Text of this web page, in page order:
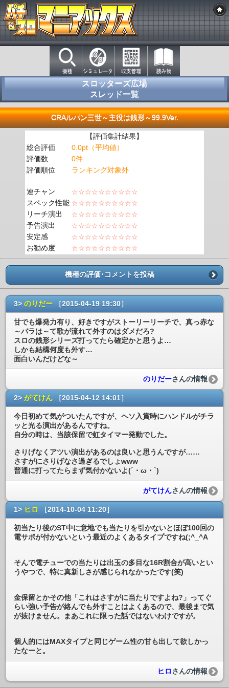
スロッターズ広場
スレッド一覧
CRAルパン三世～主役は銭形～99.9Ver.
【評価集計結果】
総合評価
0.0pt（平均値）
評価数
0件
評価順位
ランキング対象外
連チャン
☆☆☆☆☆☆☆☆☆☆
スペック性能 ☆☆☆☆☆☆☆☆☆☆
リーチ演出
☆☆☆☆☆☆☆☆☆☆
予告演出
☆☆☆☆☆☆☆☆☆☆
安定感
☆☆☆☆☆☆☆☆☆☆
お勧め度
☆☆☆☆☆☆☆☆☆☆
機種の評価･コメントを投稿
3>のりだー ［2015-04-19 19:30］
甘でも爆発力有り、好きですがストーリーリーチで、真っ赤な
～バラは～て歌が流れて外すのはダメだろ?
スロの銭形シリーズ打ってたら確定かと思うよ…
しかも結構何度も外す…
面白いんだけどな～
のりだーさんの情報
2>がてけん ［2015-04-12 14:01］
今日初めて気がついたんですが、ヘソ入賞時にハンドルがチラ
ッと光る演出があるんですね。
自分の時は、当該保留で虹タイマー発動でした。
さりげなくアツい演出があるのは良いと思うんですが……
さすがにさりげなさ過ぎるでしょwww
普通に打ってたらまず気付かないよ(´・ω・`)
がてけんさんの情報
1> ヒロ ［2014-10-04 11:20］
初当たり後のST中に意地でも当たりを引かないとほぼ100回の
電サポが付かないという最近のよくあるタイプですね(;^_^A
そんで電チューでの当たりは出玉の多目な16R割合が高いとい
うやつで、特に真新しさが感じられなかったです(笑)
金保留とかその他「これはさすがに当たりですよね?」ってぐ
らい強い予告が絡んでも外すことはよくあるので、最後まで気
が抜けません。まあこれに限った話ではないわけですが。
個人的にはMAXタイプと同じゲーム性の甘も出して欲しかっ
たなーと。
ヒロさんの情報